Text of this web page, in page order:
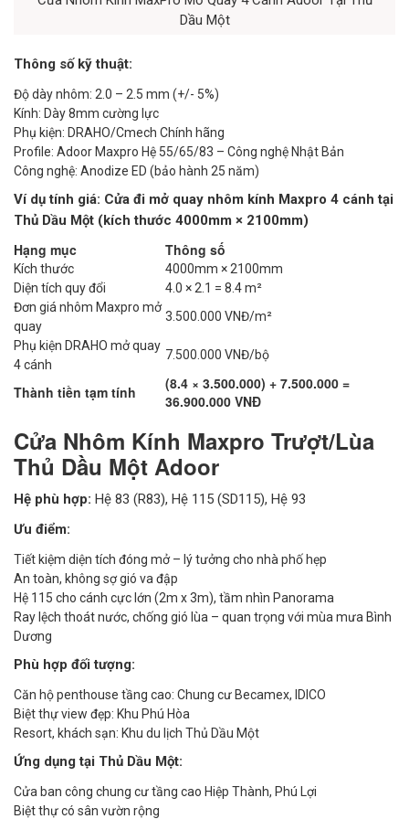
Dầu Một
Thông số kỹ thuật:
Độ dày nhôm: 2.0 – 2.5 mm (+/- 5%)
Kính: Dày 8mm cường lực
Phụ kiện: DRAHO/Cmech Chính hãng
Profile: Adoor Maxpro Hệ 55/65/83 – Công nghệ Nhật Bản
Công nghệ: Anodize ED (bảo hành 25 năm)
Ví dụ tính giá: Cửa đi mở quay nhôm kính Maxpro 4 cánh tại
Thủ Dầu Một (kích thước 4000mm × 2100mm)
Hạng mục Thông số
Kích thước
4000mm × 2100mm
Diện tích quy đổi
4.0 × 2.1 = 8.4 m²
Đơn giá nhôm Maxpro mở
quay
3.500.000 VNĐ/m²
Phụ kiện DRAHO mở quay
4 cánh
7.500.000 VNĐ/bộ
Thành tiền tạm tính
(8.4 × 3.500.000) + 7.500.000 =
36.900.000 VNĐ
Cửa Nhôm Kính Maxpro Trượt/Lùa
Thủ Dầu Một Adoor
Hệ phù hợp: Hệ 83 (R83), Hệ 115 (SD115), Hệ 93
Ưu điểm:
Tiết kiệm diện tích đóng mở – lý tưởng cho nhà phố hẹp
An toàn, không sợ gió va đập
Hệ 115 cho cánh cực lớn (2m x 3m), tầm nhìn Panorama
Ray lệch thoát nước, chống gió lùa – quan trọng với mùa mưa Bình
Dương
Phù hợp đối tượng:
Căn hộ penthouse tầng cao: Chung cư Becamex, IDICO
Biệt thự view đẹp: Khu Phú Hòa
Resort, khách sạn: Khu du lịch Thủ Dầu Một
Ứng dụng tại Thủ Dầu Một:
Cửa ban công chung cư tầng cao Hiệp Thành, Phú Lợi
Biệt thự có sân vườn rộng